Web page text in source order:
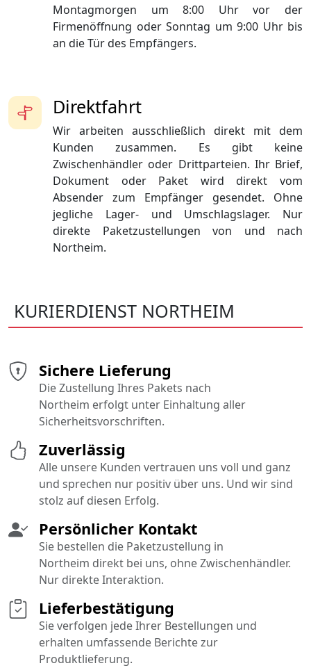
Direktfahrt
Wir arbeiten ausschließlich direkt mit dem
Kunden zusammen. Es gibt keine
Zwischenhändler oder Drittparteien. Ihr Brief,
Dokument oder Paket wird direkt vom
Absender zum Empfänger gesendet. Ohne
jegliche Lager- und Umschlagslager. Nur
direkte Paketzustellungen von und nach
Northeim.
Montagmorgen um 8:00 Uhr vor der
Firmenöffnung oder Sonntag um 9:00 Uhr bis
an die Tür des Empfängers.
KURIERDIENST NORTHEIM
Sichere Lieferung
Die Zustellung Ihres Pakets nach
Northeim erfolgt unter Einhaltung aller
Sicherheitsvorschriften.
Persönlicher Kontakt
Sie bestellen die Paketzustellung in
Northeim direkt bei uns, ohne Zwischenhändler.
Nur direkte Interaktion.
Lieferbestätigung
Sie verfolgen jede Ihrer Bestellungen und
erhalten umfassende Berichte zur
Produktlieferung.
Zuverlässig
Alle unsere Kunden vertrauen uns voll und ganz
und sprechen nur positiv über uns. Und wir sind
stolz auf diesen Erfolg.